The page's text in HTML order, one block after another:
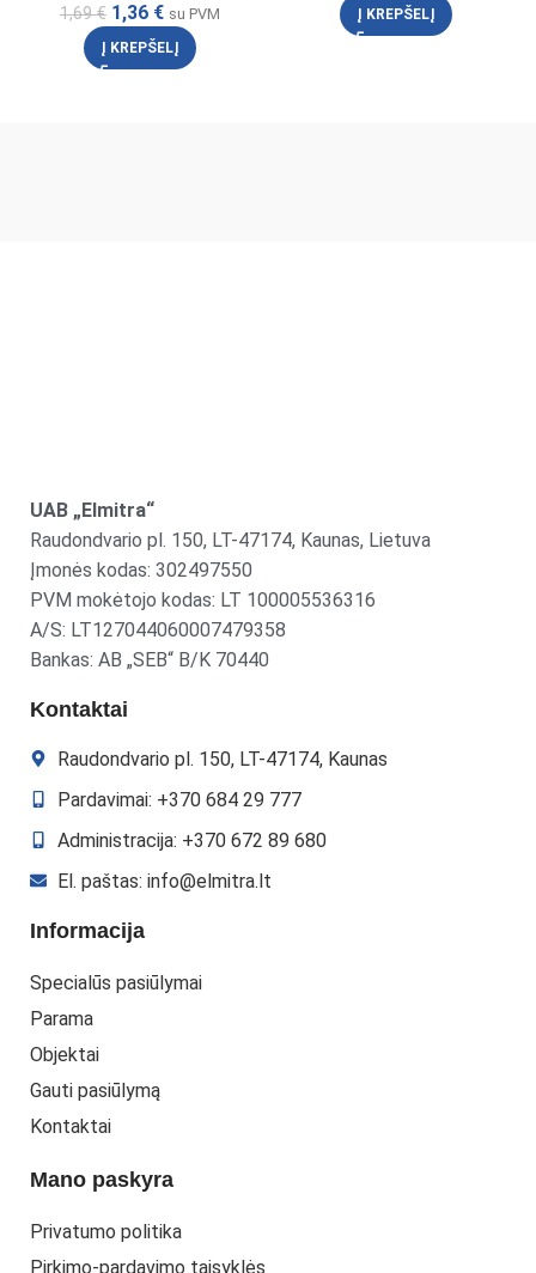
1,69€ 1,36 € su PVM
Į KREPŠELĮ
Į KREPŠELĮ
UAB „Elmitra“
Raudondvario pl. 150, LT-47174, Kaunas, Lietuva
Įmonės kodas: 302497550
PVM mokėtojo kodas: LT 100005536316
A/S: LT127044060007479358
Bankas: AB „SEB“ B/K 70440
Kontaktai
Raudondvario pl. 150, LT-47174, Kaunas
Pardavimai: +370 684 29 777
Administracija: +370 672 89 680
El. paštas: info@elmitra.lt
Informacija
Specialūs pasiūlymai
Parama
Objektai
Gauti pasiūlymą
Kontaktai
Mano paskyra
Privatumo politika
Pirkimo-pardavimo taisyklės